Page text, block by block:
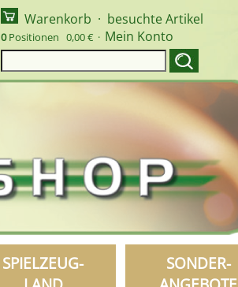
Warenkorb · besuchte Artikel
0Positionen 0,00 € · Mein Konto
SPIELZEUG-
SONDER-